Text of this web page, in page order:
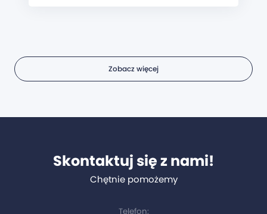
Zobacz więcej
Skontaktuj się z nami!
Chętnie pomożemy
Telefon: